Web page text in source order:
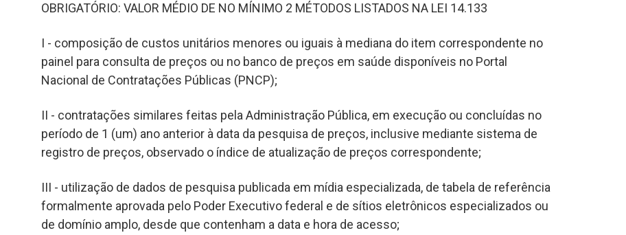
OBRIGATÓRIO: VALOR MÉDIO DE NO MÍNIMO 2 MÉTODOS LISTADOS NA LEI 14.133
I - composição de custos unitários menores ou iguais à mediana do item correspondente no
painel para consulta de preços ou no banco de preços em saúde disponíveis no Portal
Nacional de Contratações Públicas (PNCP);
II - contratações similares feitas pela Administração Pública, em execução ou concluídas no
período de 1 (um) ano anterior à data da pesquisa de preços, inclusive mediante sistema de
registro de preços, observado o índice de atualização de preços correspondente;
III - utilização de dados de pesquisa publicada em mídia especializada, de tabela de referência
formalmente aprovada pelo Poder Executivo federal e de sítios eletrônicos especializados ou
de domínio amplo, desde que contenham a data e hora de acesso;